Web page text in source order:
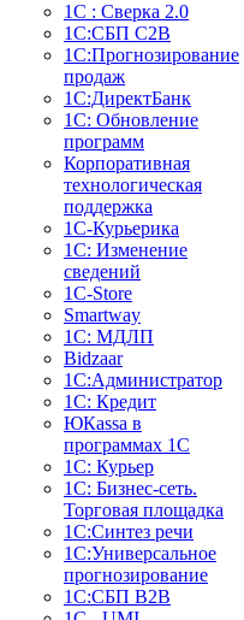
1С : Сверка 2.0
1С:СБП C2B
1С:Прогнозирование
продаж
1С:ДиректБанк
1С: Обновление
программ
Корпоративная
технологическая
поддержка
1С-Курьерика
1С: Изменение
сведений
1C-Store
Smartway
1С: МДЛП
Bidzaar
1С:Администратор
1С: Кредит
ЮКаssа в
программах 1С
1С: Курьер
1С: Бизнес-сеть.
Торговая площадка
1С:Синтез речи
1С:Универсальное
прогнозирование
1С:СБП B2B